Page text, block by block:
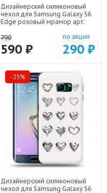
Дизайнерский силиконовый
чехол для Samsung Galaxy S6
Edge розовый мрамор арт:
790
590 ₽
по акции
290 ₽
-25%
Дизайнерский силиконовый
чехол для Samsung Galaxy S6